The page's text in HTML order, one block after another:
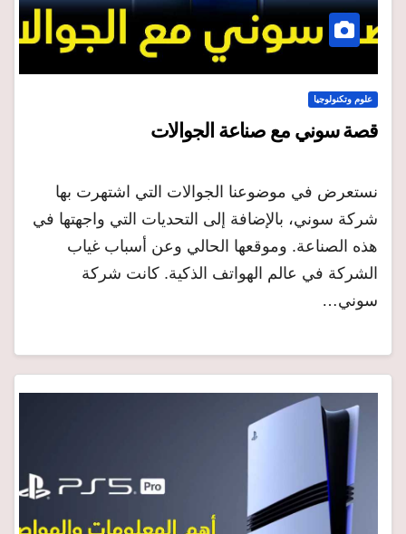
علوم وتكنولوجيا
قصة سوني مع صناعة الجوالات
نستعرض في موضوعنا الجوالات التي اشتهرت بها
شركة سوني، بالإضافة إلى التحديات التي واجهتها في
هذه الصناعة. وموقعها الحالي وعن أسباب غياب
الشركة في عالم الهواتف الذكية. كانت شركة
سوني…